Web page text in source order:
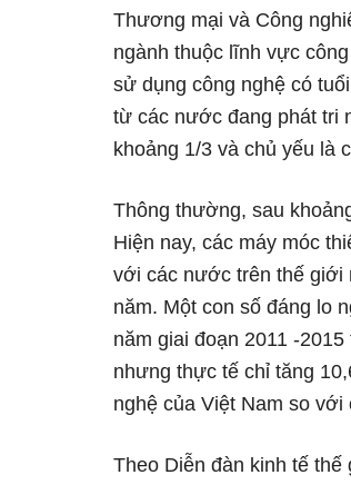
Thương mại và Công
ngành thuộc lĩnh vực
sử dụng công nghệ có
từ các nước đang phát tri
khoảng 1/3 và chủ yếu là
Thông thường, sau
Hiện nay, các máy móc
với các nước trên thế giới
năm. Một con số đáng lo
năm giai đoạn 2011 -
nhưng thực tế chỉ tăng
nghệ của Việt Nam so với
Theo Diễn đàn kinh tế